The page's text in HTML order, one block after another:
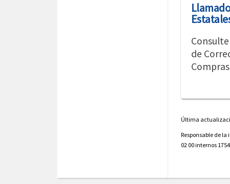
de
Última
Responsable de
02 00 internos